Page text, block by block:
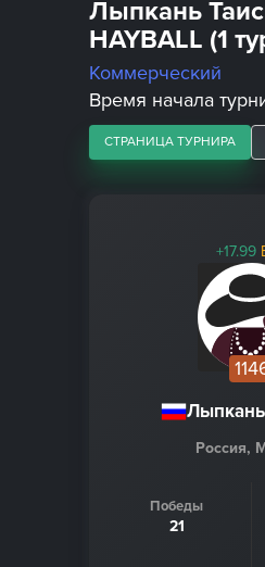
Лыпкань
HAYBALL (1
Коммерческий
Время начала
СТРАНИЦА ТУРНИРА
+17.99
Россия,
Победы
21